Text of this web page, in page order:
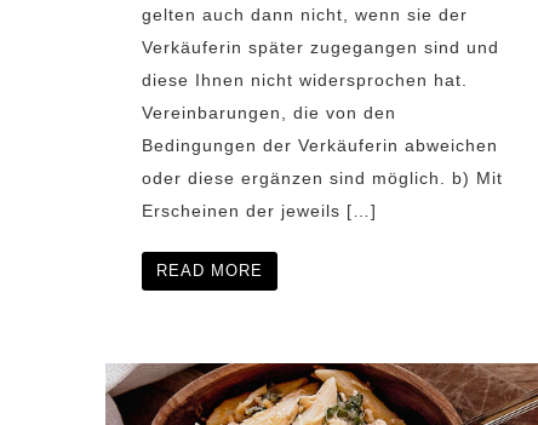
gelten auch dann nicht, wenn sie der
Verkäuferin später zugegangen sind und
diese Ihnen nicht widersprochen hat.
Vereinbarungen, die von den
Bedingungen der Verkäuferin abweichen
oder diese ergänzen sind möglich. b) Mit
Erscheinen der jeweils […]
READ MORE